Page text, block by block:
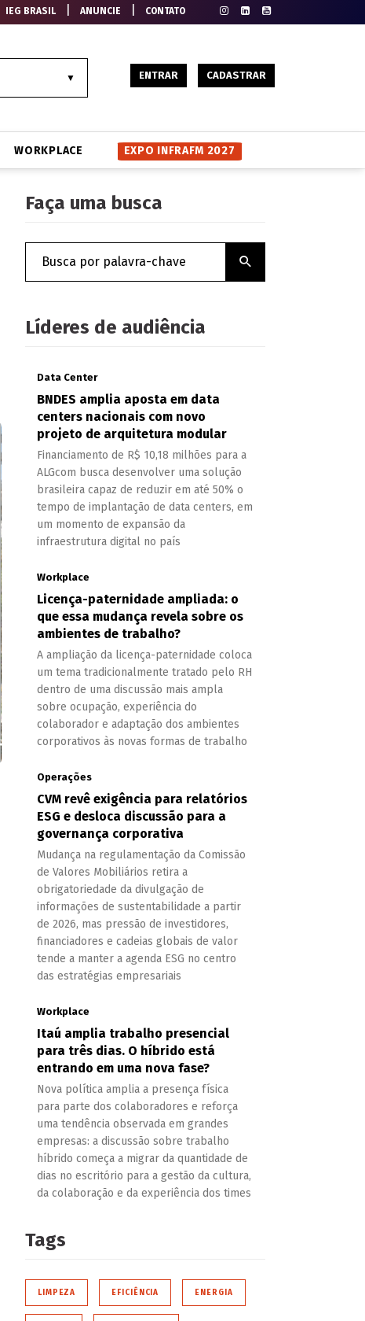
IEG BRASIL|ANUNCIE CONTATO
ENTRAR CADASTRAR
WORKPLACE EXPO INFRAFM 2027
Faça uma busca
Líderes de audiência
Data Center
BNDES amplia aposta em data
centers nacionais com novo
projeto de arquitetura modular
Financiamento de R$ 10,18 milhões para a
ALGcom busca desenvolver uma solução
brasileira capaz de reduzir em até 50% o
tempo de implantação de data centers, em
um momento de expansão da
infraestrutura digital no país
Workplace
Licença-paternidade ampliada: o
que essa mudança revela sobre os
ambientes de trabalho?
A ampliação da licença-paternidade coloca
um tema tradicionalmente tratado pelo RH
dentro de uma discussão mais ampla
sobre ocupação, experiência do
colaborador e adaptação dos ambientes
corporativos às novas formas de trabalho
Operações
CVM revê exigência para relatórios
ESG e desloca discussão para a
governança corporativa
Mudança na regulamentação da Comissão
de Valores Mobiliários retira a
obrigatoriedade da divulgação de
informações de sustentabilidade a partir
de 2026, mas pressão de investidores,
financiadores e cadeias globais de valor
tende a manter a agenda ESG no centro
das estratégias empresariais
Workplace
Itaú amplia trabalho presencial
para três dias. O híbrido está
entrando em uma nova fase?
Nova política amplia a presença física
para parte dos colaboradores e reforça
uma tendência observada em grandes
empresas: a discussão sobre trabalho
híbrido começa a migrar da quantidade de
dias no escritório para a gestão da cultura,
da colaboração e da experiência dos times
Tags
LIMPEZA EFICIÊNCIA ENERGIA